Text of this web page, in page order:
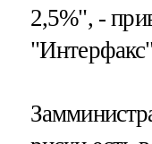
2,5%", -